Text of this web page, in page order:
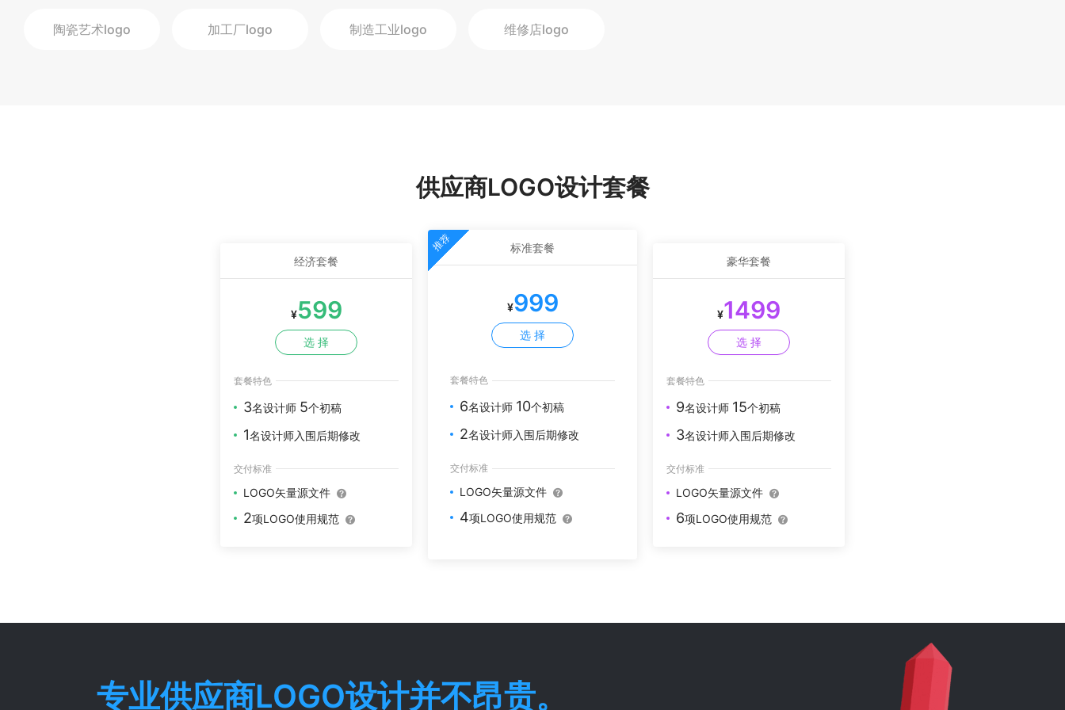
陶瓷艺术logo 加工厂logo 制造工业logo 维修店logo
供应商LOGO设计套餐
经济套餐
¥599
选 择
套餐特色
3名设计师 5个初稿
1名设计师入围后期修改
交付标准
LOGO矢量源文件
2项LOGO使用规范
推荐 标准套餐
¥999
选 择
套餐特色
6名设计师 10个初稿
2名设计师入围后期修改
交付标准
LOGO矢量源文件
4项LOGO使用规范
豪华套餐
¥1499
选 择
套餐特色
9名设计师 15个初稿
3名设计师入围后期修改
交付标准
LOGO矢量源文件
6项LOGO使用规范
专业供应商LOGO设计并不昂贵。